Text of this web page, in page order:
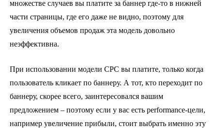
множестве случаев вы платите за баннер где-то в нижней
части страницы, где его даже не видно, поэтому для
увеличения объемов продаж эта модель довольно
неэффективна.
При использовании модели CPC вы платите, только когда
пользователь кликает по баннеру. А тот, кто переходит по
баннеру, скорее всего, заинтересовался вашим
предложением – поэтому если у вас есть performance-цели,
например увеличение прибыли, стоит выбрать именно эту